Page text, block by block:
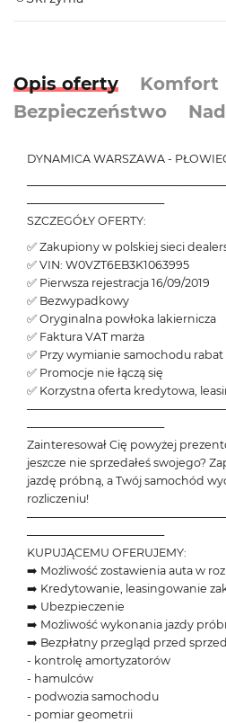
Opis oferty
Komfort
Bezpieczeństwo
DYNAMICA WARSZAWA -
─────────────────
SZCZEGÓŁY OFERTY:
✅ Zakupiony w polskiej sieci
✅ VIN: W0VZT6EB3K1063995
✅ Pierwsza rejestracja 16/09/2019
✅ Bezwypadkowy
✅ Oryginalna powłoka lakiernicza
✅ Faktura VAT marża
✅ Przy wymianie samochodu rabat
✅ Promocje nie łączą się
✅ Korzystna oferta kredytowa,
─────────────────
Zainteresował Cię powyżej
jeszcze nie sprzedałeś swojego?
jazdę próbną, a Twój samochód
rozliczeniu!
─────────────────
KUPUJĄCEMU OFERUJEMY:
➡️ Możliwość zostawienia auta w
➡️ Kredytowanie, leasingowanie
➡️ Ubezpieczenie
➡️ Możliwość wykonania jazdy
➡️ Bezpłatny przegląd przed
- kontrolę amortyzatorów
- hamulców
- podwozia samochodu
- pomiar geometrii